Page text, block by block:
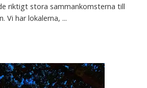
riktigt stora sammankomsterna till
Vi har lokalerna, ...